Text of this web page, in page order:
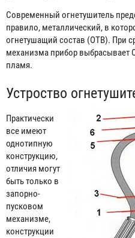
Современный огнетушитель
правило, металлический, в
огнетушащий состав (ОТВ). При
механизма прибор выбрасывает
пламя.
Устроство
Практически
все имеют
однотипную
конструкцию,
отличия могут
быть только в
запорно-
пусковом
механизме,
конструкции